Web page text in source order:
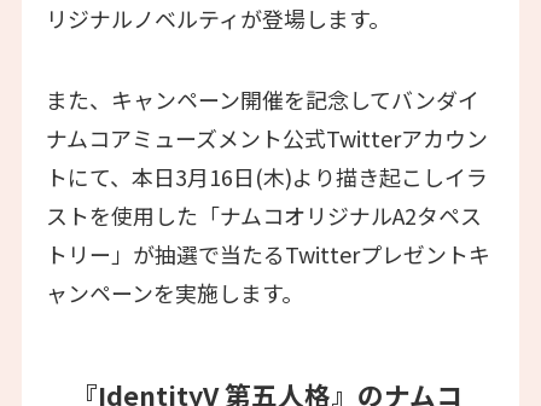
リジナルノベルティが登場します。
また、キャンペーン開催を記念してバンダイ
ナムコアミューズメント公式Twitterアカウン
トにて、本日3月16日(木)より描き起こしイラ
ストを使用した「ナムコオリジナルA2タペス
トリー」が抽選で当たるTwitterプレゼントキ
ャンペーンを実施します。
『IdentityV 第五人格』のナムコ